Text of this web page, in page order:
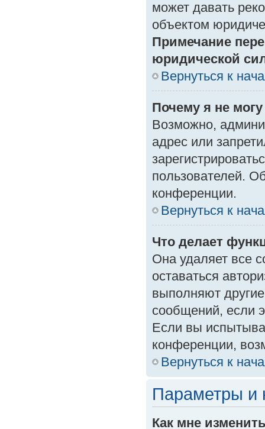
может давать
объектом
Примечание
юридической
Вернуться к
Почему я не
Возможно,
адрес или
пользователей.
конференции.
Вернуться к
Что делает
Она удаляет все
оставаться
выполняют
сообщений, если
Если вы
конференции,
Вернуться к
Параметры и
Как мне